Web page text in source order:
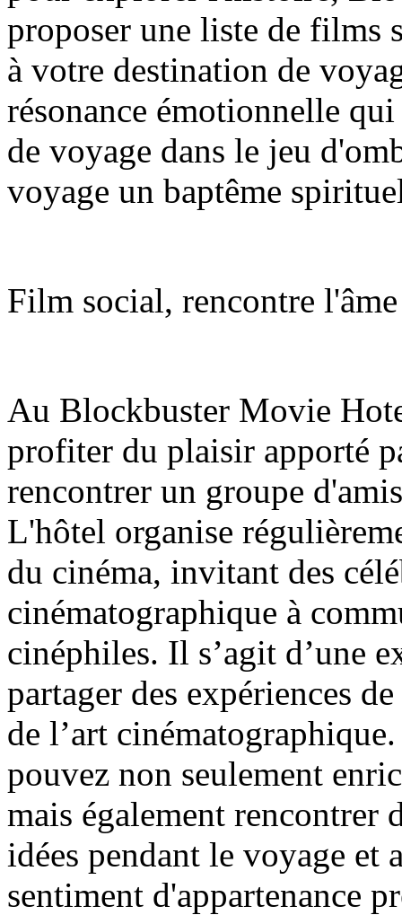
proposer une liste de films
à votre destination de
résonance émotionnelle
de voyage dans le jeu
voyage un baptême
Film social, rencontre
Au Blockbuster Movie
profiter du plaisir apporté
rencontrer un groupe
L'hôtel organise
du cinéma, invitant des
cinématographique à
cinéphiles. Il s’agit d’une
partager des expériences
de l’art
pouvez non seulement
mais également rencontrer
idées pendant le voyage et
sentiment d'appartenance